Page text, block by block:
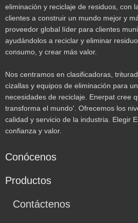
eliminación y reciclaje de residuos, con
clientes a construir un mundo mejor y
proveedor global líder para clientes
ayudándolos a reciclar y eliminar
consumo, y crear más valor.
Nos centramos en clasificadoras,
cizallas y equipos de eliminación para
necesidades de reciclaje. Enerpat cree
transforma el mundo'. Ofrecemos los
calidad y servicio de la industria. Elegir
confianza y valor.
Conócenos
Productos
Contáctenos